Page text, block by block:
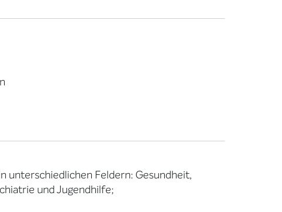
unterschiedlichen Feldern: Gesundheit,
und Jugendhilfe;